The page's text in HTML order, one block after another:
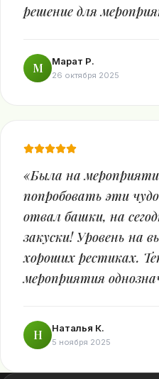
решение для
М Марат Р.
26 октября 2025
«Была на
попробовать эти
отвал башки, на
закуски! Уровень на
хороших рестиках.
мероприятия
Н Наталья К.
5 ноября 2025